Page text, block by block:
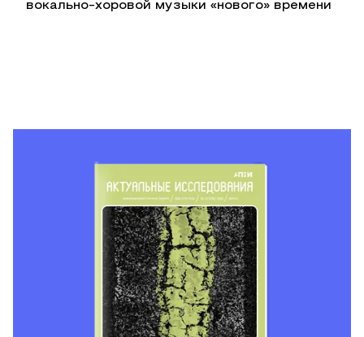
вокально-хоровой музыки «нового» времени